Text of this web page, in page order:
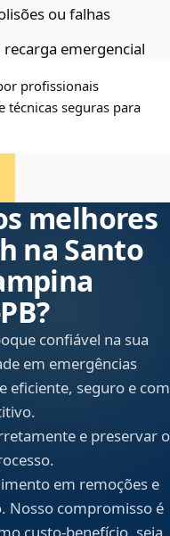
ou falhas
emergencial
profissionais
técnicas seguras para
melhores
na Santo
confiável na sua
em emergências
eficiente, seguro e com
e preservar o
em remoções e
Nosso compromisso é